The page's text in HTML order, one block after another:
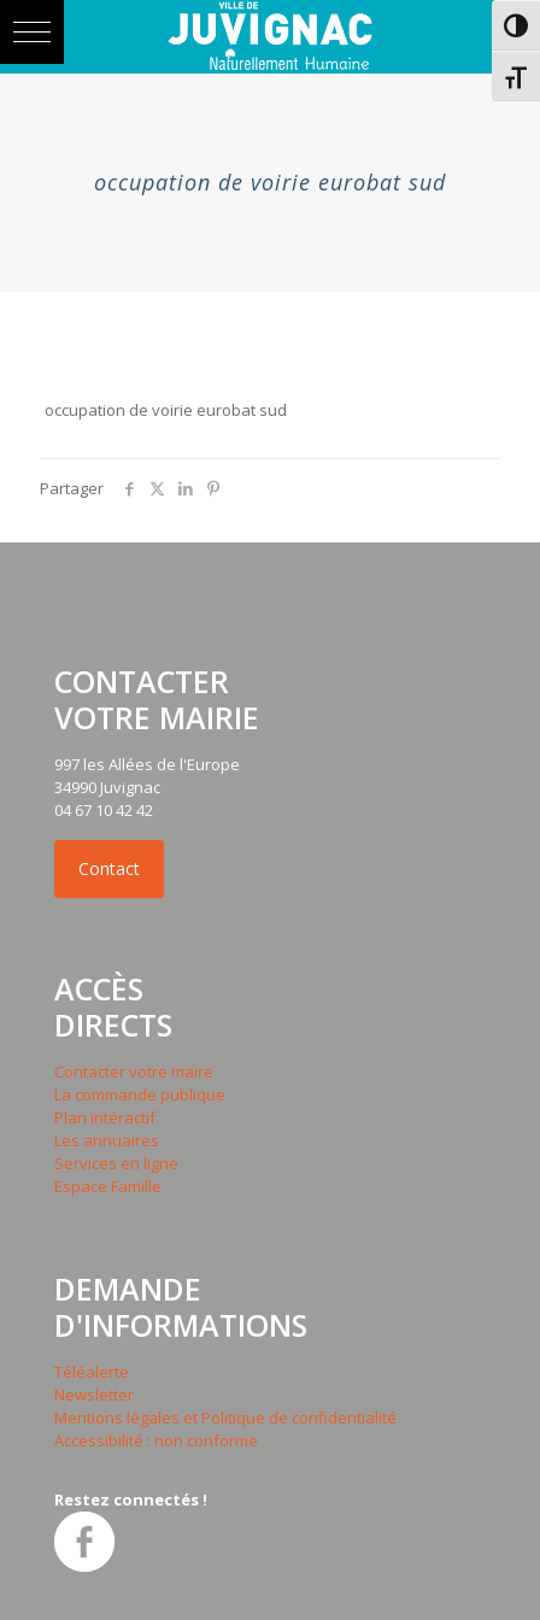
navigation
occupation de voirie eurobat sud
occupation de voirie eurobat sud
Partager
CONTACTER
VOTRE MAIRIE
997 les Allées de l'Europe
34990 Juvignac
04 67 10 42 42
ACCÈS
DIRECTS
Contacter votre maire
La commande publique
Plan intéractif
Les annuaires
Services en ligne
Espace Famille
DEMANDE
D'INFORMATIONS
Téléalerte
Newsletter
Mentions légales et Politique de confidentialité
Accessibilité : non conforme
Restez connectés !